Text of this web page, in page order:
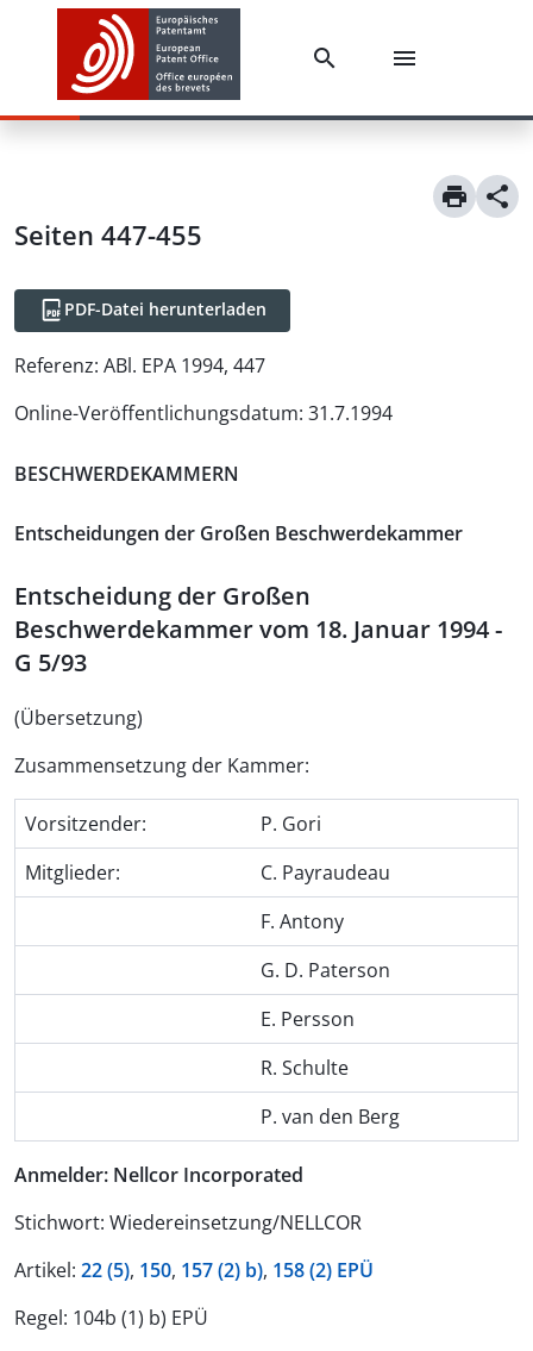
Seiten 447-455
PDF-Datei herunterladen
Referenz: ABl. EPA 1994, 447
Online-Veröffentlichungsdatum: 31.7.1994
BESCHWERDEKAMMERN
Entscheidungen der Großen Beschwerdekammer
Entscheidung der Großen
Beschwerdekammer vom 18. Januar 1994 -
G 5/93
(Übersetzung)
Zusammensetzung der Kammer:
Vorsitzender:
P. Gori
Mitglieder:
C. Payraudeau
F. Antony
G. D. Paterson
E. Persson
R. Schulte
P. van den Berg
Anmelder: Nellcor Incorporated
Stichwort: Wiedereinsetzung/NELLCOR
Artikel: 22 (5), 150, 157 (2) b), 158 (2) EPÜ
Regel: 104b (1) b) EPÜ